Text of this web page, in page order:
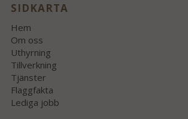
SIDKARTA
Hem
Om oss
Uthyrning
Tillverkning
Tjänster
Flaggfakta
Lediga jobb